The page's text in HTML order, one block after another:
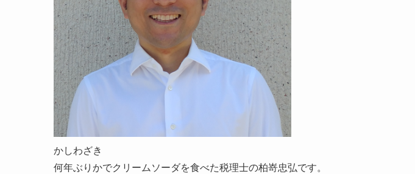
かしわざき
何年ぶりかでクリームソーダを食べた税理士の柏嵜忠弘です。